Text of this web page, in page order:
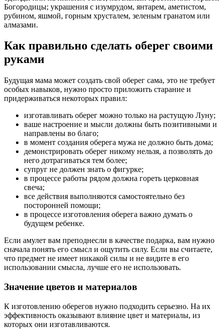
Богородицы; украшения с изумрудом, янтарем, аметистом,
рубином, яшмой, горным хрусталем, зеленым гранатом или
алмазами.
Как правильно сделать оберег своими
руками
Будущая мама может создать свой оберег сама, это не требует
особых навыков, нужно просто приложить старание и
придерживаться некоторых правил:
изготавливать оберег можно только на растущую Луну;
ваше настроение и мысли должны быть позитивными и
направлены во благо;
в момент создания оберега мужа не должно быть дома;
демонстрировать оберег никому нельзя, а позволять до
него дотрагиваться тем более;
супруг не должен знать о фигурке;
в процессе работы рядом должна гореть церковная
свеча;
все действия выполняются самостоятельно без
посторонней помощи;
в процессе изготовления оберега важно думать о
будущем ребенке.
Если амулет вам преподнесли в качестве подарка, вам нужно
сначала понять его смысл и ощутить силу. Если вы считаете,
что предмет не имеет никакой силы и не видите в его
использовании смысла, лучше его не использовать.
Значение цветов и материалов
К изготовлению оберегов нужно подходить серьезно. На их
эффективность оказывают влияние цвет и материалы, из
которых они изготавливаются.